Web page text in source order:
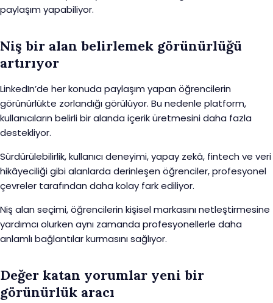
paylaşım yapabiliyor.
Niş bir alan belirlemek görünürlüğü
artırıyor
LinkedIn’de her konuda paylaşım yapan öğrencilerin
görünürlükte zorlandığı görülüyor. Bu nedenle platform,
kullanıcıların belirli bir alanda içerik üretmesini daha fazla
destekliyor.
Sürdürülebilirlik, kullanıcı deneyimi, yapay zekâ, fintech ve veri
hikâyeciliği gibi alanlarda derinleşen öğrenciler, profesyonel
çevreler tarafından daha kolay fark ediliyor.
Niş alan seçimi, öğrencilerin kişisel markasını netleştirmesine
yardımcı olurken aynı zamanda profesyonellerle daha
anlamlı bağlantılar kurmasını sağlıyor.
Değer katan yorumlar yeni bir
görünürlük aracı